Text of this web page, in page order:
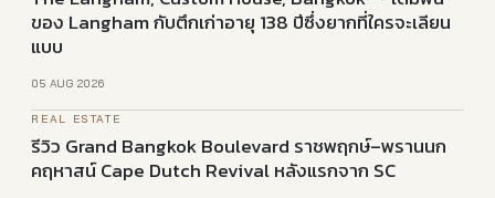
ของ Langham กับตึกเก่าอายุ 138 ปีซึ่งยากที่ใครจะเลียน
แบบ
05 AUG 2026
REAL ESTATE
รีวิว Grand Bangkok Boulevard ร⁠า⁠ช⁠พ⁠ฤ⁠ก⁠ษ์–พ⁠ร⁠า⁠น⁠น⁠ก
ค⁠ฤ⁠ห⁠า⁠ส⁠น์ Cape Dutch Revival หลังแรกจาก SC